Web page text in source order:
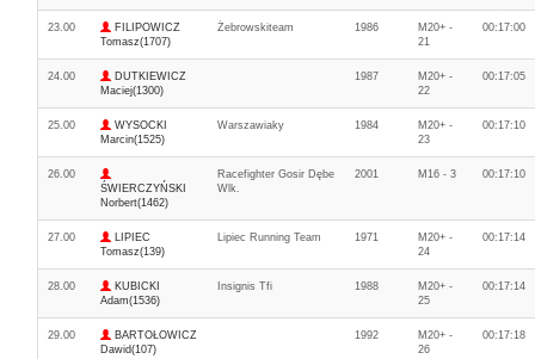
23.00
FILIPOWICZ
Tomasz(1707)
Żebrowskiteam 1986
M20+ -
21
00:17:00
24.00
DUTKIEWICZ
Maciej(1300)
1987
M20+ -
22
00:17:05
25.00
WYSOCKI
Marcin(1525)
Warszawiaky 1984
M20+ -
23
00:17:10
26.00
ŚWIERCZYŃSKI
Norbert(1462)
Racefighter Gosir Dębe
Wlk.
2001 M16 - 3 00:17:10
27.00
LIPIEC
Tomasz(139)
Lipiec Running Team 1971
M20+ -
24
00:17:14
28.00
KUBICKI
Adam(1536)
Insignis Tfi 1988
M20+ -
25
00:17:14
29.00
BARTOŁOWICZ
Dawid(107)
1992
M20+ -
26
00:17:18